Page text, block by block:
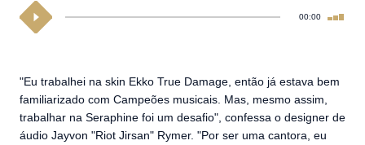
00:00
"Eu trabalhei na skin Ekko True Damage, então já estava bem
familiarizado com Campeões musicais. Mas, mesmo assim,
trabalhar na Seraphine foi um desafio", confessa o designer de
áudio Jayvon "Riot Jirsan" Rymer. "Por ser uma cantora, eu